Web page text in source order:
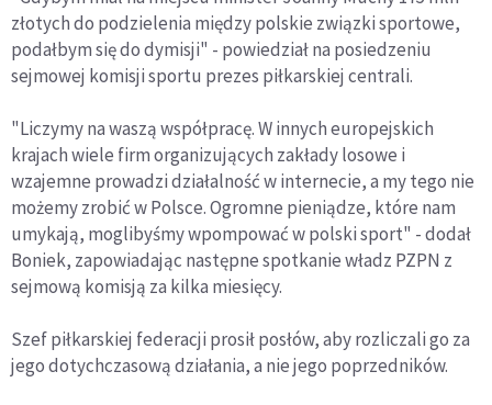
złotych do podzielenia między polskie związki sportowe,
podałbym się do dymisji" - powiedział na posiedzeniu
sejmowej komisji sportu prezes piłkarskiej centrali.
"Liczymy na waszą współpracę. W innych europejskich
krajach wiele firm organizujących zakłady losowe i
wzajemne prowadzi działalność w internecie, a my tego nie
możemy zrobić w Polsce. Ogromne pieniądze, które nam
umykają, moglibyśmy wpompować w polski sport" - dodał
Boniek, zapowiadając następne spotkanie władz PZPN z
sejmową komisją za kilka miesięcy.
Szef piłkarskiej federacji prosił posłów, aby rozliczali go za
jego dotychczasową działania, a nie jego poprzedników.